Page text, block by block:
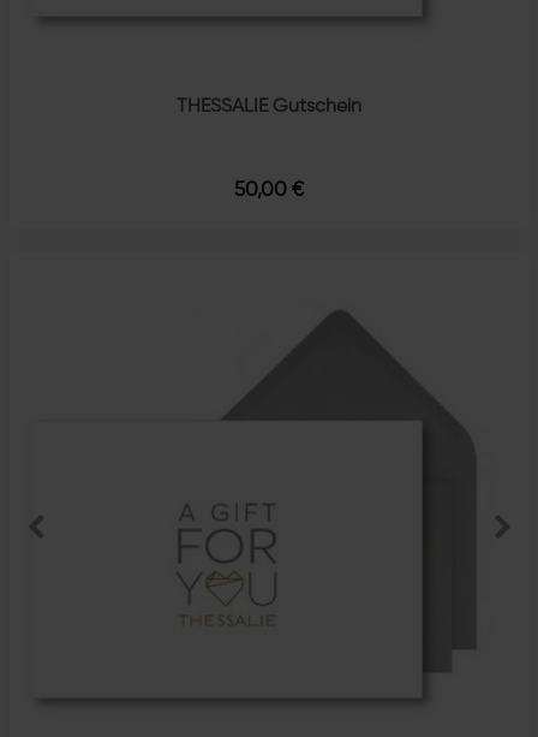
THESSALIE Gutschein
50,00 €